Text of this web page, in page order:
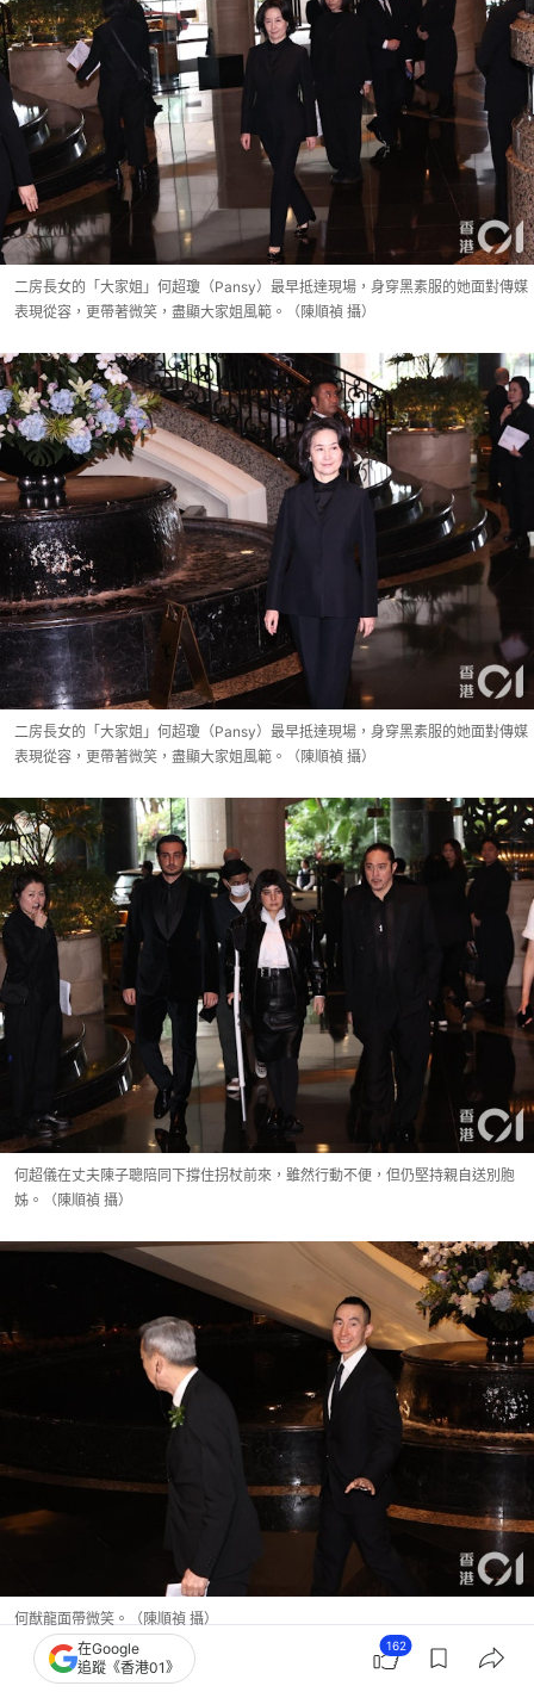
二房長女的「大家姐」何超瓊（Pansy）最早抵達現場，身穿黑素服的她面對傳媒
表現從容，更帶著微笑，盡顯大家姐風範。（陳順禎 攝）
二房長女的「大家姐」何超瓊（Pansy）最早抵達現場，身穿黑素服的她面對傳媒
表現從容，更帶著微笑，盡顯大家姐風範。（陳順禎 攝）
何超儀在丈夫陳子聰陪同下撐住拐杖前來，雖然行動不便，但仍堅持親自送別胞
姊。（陳順禎 攝）
何猷龍面帶微笑。（陳順禎 攝）
在Google
追蹤《香港01》
162